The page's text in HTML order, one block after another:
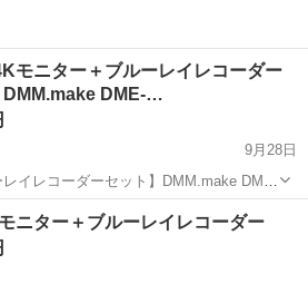
モニター＋ブルーレイレコーダー
DMM.make DME-…
9月28日
イレコーダーセット】DMM.make DME-
うございま
ニター（...
映像プレーヤー、レコーダー
ニター＋ブルーレイレコーダー